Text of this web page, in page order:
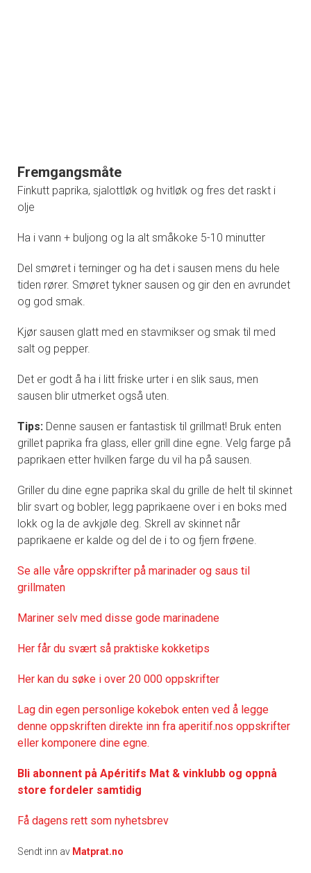
Fremgangsmåte
Finkutt paprika, sjalottløk og hvitløk og fres det raskt i
olje
Ha i vann + buljong og la alt småkoke 5-10 minutter
Del smøret i terninger og ha det i sausen mens du hele
tiden rører. Smøret tykner sausen og gir den en avrundet
og god smak.
Kjør sausen glatt med en stavmikser og smak til med
salt og pepper.
Det er godt å ha i litt friske urter i en slik saus, men
sausen blir utmerket også uten.
Tips: Denne sausen er fantastisk til grillmat! Bruk enten
grillet paprika fra glass, eller grill dine egne. Velg farge på
paprikaen etter hvilken farge du vil ha på sausen.
Griller du dine egne paprika skal du grille de helt til skinnet
blir svart og bobler, legg paprikaene over i en boks med
lokk og la de avkjøle deg. Skrell av skinnet når
paprikaene er kalde og del de i to og fjern frøene.
Se alle våre oppskrifter på marinader og saus til
grillmaten
Mariner selv med disse gode marinadene
Her får du svært så praktiske kokketips
Her kan du søke i over 20 000 oppskrifter
Lag din egen personlige kokebok enten ved å legge
denne oppskriften direkte inn fra aperitif.nos oppskrifter
eller komponere dine egne.
Bli abonnent på Apéritifs Mat & vinklubb og oppnå
store fordeler samtidig
Få dagens rett som nyhetsbrev
Sendt inn av Matprat.no